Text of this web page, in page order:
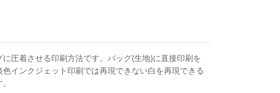
圧着させる印刷方法です。バッグ(生地)に直接印刷を
インクジェット印刷では再現できない白を再現できる